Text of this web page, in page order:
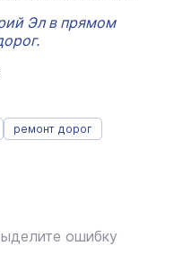
Эл в прямом
ремонт дорог
ошибку